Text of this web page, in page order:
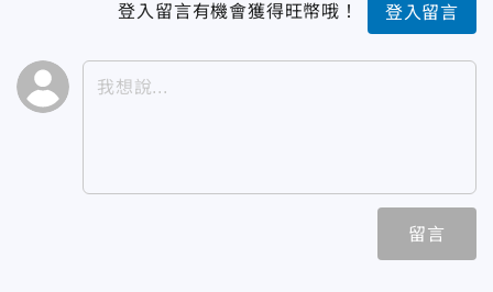
登入留言有機會獲得旺幣哦！ 登入留言
留言